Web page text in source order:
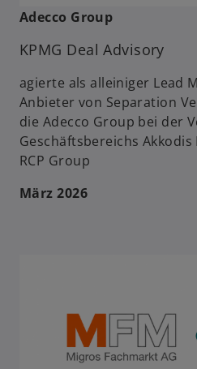
Adecco Group
KPMG Deal Advisory
agierte als alleiniger Lead
Anbieter von Separation
die Adecco Group bei der
Geschäftsbereichs Akkodis
RCP Group
März 2026